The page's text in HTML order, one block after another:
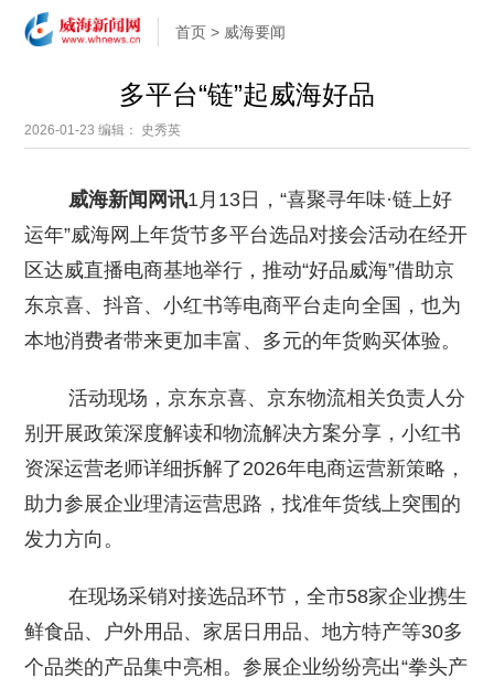
首页 > 威海要闻
多平台“链”起威海好品
2026-01-23编辑： 史秀英
威海新闻网讯1月13日，“喜聚寻年味·链上好
运年”威海网上年货节多平台选品对接会活动在经开
区达威直播电商基地举行，推动“好品威海”借助京
东京喜、抖音、小红书等电商平台走向全国，也为
本地消费者带来更加丰富、多元的年货购买体验。
活动现场，京东京喜、京东物流相关负责人分
别开展政策深度解读和物流解决方案分享，小红书
资深运营老师详细拆解了2026年电商运营新策略，
助力参展企业理清运营思路，找准年货线上突围的
发力方向。
在现场采销对接选品环节，全市58家企业携生
鲜食品、户外用品、家居日用品、地方特产等30多
个品类的产品集中亮相。参展企业纷纷亮出“拳头产